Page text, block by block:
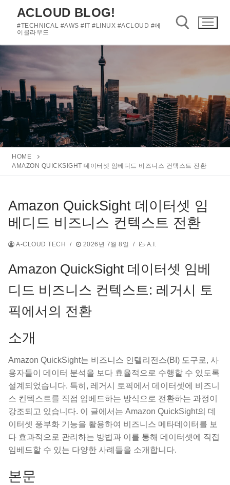
로
로
기
ACLOUD BLOG!
#TECHNICAL #AWS #IT #LINUX #ACLOUD #에
이클라우드
HOME
AMAZON QUICKSIGHT 데이터셋 임베디드 비즈니스 컨텍스트 전환
Amazon QuickSight 데이터셋 임
베디드 비즈니스 컨텍스트 전환
A-CLOUD TECH / 2026년 7월 8일 / A.I.
Amazon QuickSight 데이터셋 임베
디드 비즈니스 컨텍스트: 레거시 토
픽에서의 전환
소개
Amazon QuickSight는 비즈니스 인텔리전스(BI) 도구로, 사
용자들이 데이터 분석을 보다 효율적으로 수행할 수 있도록
설계되었습니다. 특히, 레거시 토픽에서 데이터셋에 비즈니
스 컨텍스트를 직접 임베드하는 방식으로 전환하는 과정이
강조되고 있습니다. 이 글에서는 Amazon QuickSight의 데
이터셋 풍부화 기능을 활용하여 비즈니스 메타데이터를 보
다 효과적으로 관리하는 방법과 이를 통해 데이터셋에 직접
임베드할 수 있는 다양한 사례들을 소개합니다.
본문